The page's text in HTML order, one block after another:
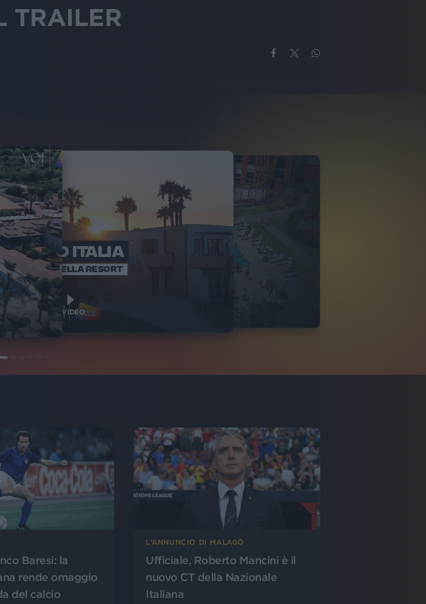
TRAILER
RADIO ITALIA
VOI ARENELLA RESORT
VIDEO
RADIO ITALIA
BRAVO BAIA DI TINDARI 2026
Baresi: la
rende omaggio
del calcio
L’ANNUNCIO DI MALAGÒ
Ufficiale, Roberto Mancini è il
nuovo CT della Nazionale
Italiana